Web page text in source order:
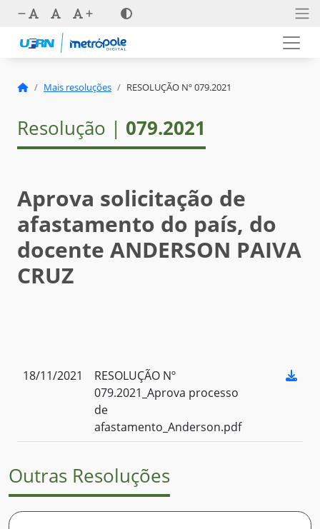
Mais resoluções RESOLUÇÃO Nº 079.2021
Resolução | 079.2021
Aprova solicitação de
afastamento do país, do
docente ANDERSON PAIVA
CRUZ
18/11/2021
RESOLUÇÃO Nº
079.2021_Aprova processo
de
afastamento_Anderson.pdf
Outras Resoluções